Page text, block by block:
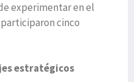
experimentar en el
cinco
estratégicos